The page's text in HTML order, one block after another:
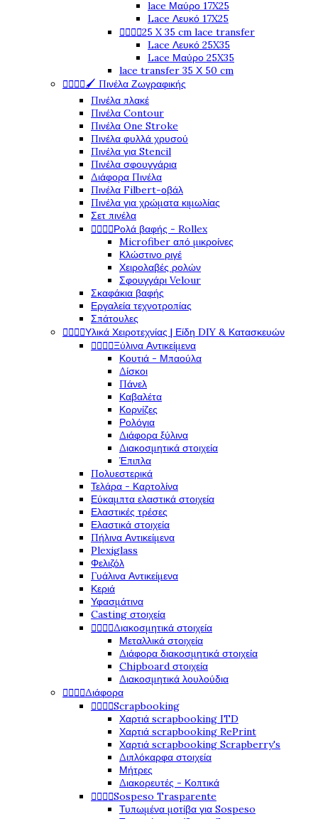
lace Μαύρο 17X25
Lace Λευκό 17X25
25 X 35 cm lace transfer
Lace Λευκό 25X35
Lace Μαύρο 25X35
lace transfer 35 Χ 50 cm
🖌️ Πινέλα Ζωγραφικής
Πινέλα πλακέ
Πινέλα Contour
Πινέλα One Stroke
Πινέλα φυλλά χρυσού
Πινέλα για Stencil
Πινέλα σφουγγάρια
Διάφορα Πινέλα
Πινέλα Filbert-οβάλ
Πινέλα για χρώματα κιμωλίας
Σετ πινέλα
Ρολά βαφής - Rollex
Microfiber από μικροίνες
Κλώστινο ριγέ
Χειρολαβές ρολών
Σφουγγάρι Velour
Σκαφάκια βαφής
Εργαλεία τεχνοτροπίας
Σπάτουλες
Υλικά Χειροτεχνίας | Είδη DIY & Κατασκευών
Ξύλινα Αντικείμενα
Κουτιά - Μπαούλα
Δίσκοι
Πάνελ
Καβαλέτα
Κορνίζες
Ρολόγια
Διάφορα ξύλινα
Διακοσμητικά στοιχεία
Έπιπλα
Πολυεστερικά
Τελάρα - Καρτολίνα
Εύκαμπτα ελαστικά στοιχεία
Ελαστικές τρέσες
Ελαστικά στοιχεία
Πήλινα Αντικείμενα
Plexiglass
Φελιζόλ
Γυάλινα Αντικείμενα
Κεριά
Υφασμάτινα
Casting στοιχεία
Διακοσμητικά στοιχεία
Μεταλλικά στοιχεία
Διάφορα διακοσμητικά στοιχεία
Chipboard στοιχεία
Διακοσμητικά λουλούδια
Διάφορα
Scrapbooking
Χαρτιά scrapbooking ITD
Χαρτιά scrapbooking RePrint
Χαρτιά scrapbooking Scrapberry's
Διπλόκαρφα στοιχεία
Μήτρες
Διακορευτές - Κοπτικά
Sospeso Trasparente
Τυπωμένα μοτίβα για Sospeso